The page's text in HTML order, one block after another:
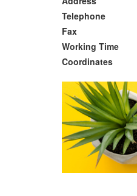
Telephone
Fax
Working Time
Coordinates